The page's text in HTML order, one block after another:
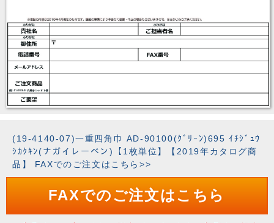
(19-4140-07)一重四角巾 AD-90100(ｸﾞﾘｰﾝ)695 ｲﾁｼﾞｭｳ
ｼｶｸｷﾝ(ナガイレーベン)【1枚単位】【2019年カタログ商
品】 FAXでのご注文はこちら>>
FAXでのご注文はこちら